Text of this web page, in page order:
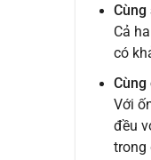
Cả
có
Cùng
Với
đều
trong